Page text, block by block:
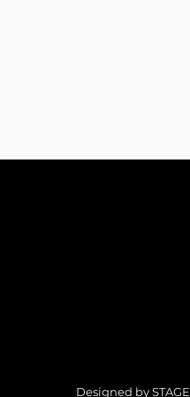
Designed by STAGE